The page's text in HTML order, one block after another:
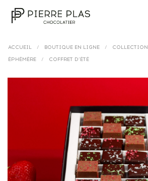
ACCUEIL / BOUTIQUE EN LIGNE /
COLLECTION
ÉPHÉMÈRE
/ COFFRET D’ÉTÉ